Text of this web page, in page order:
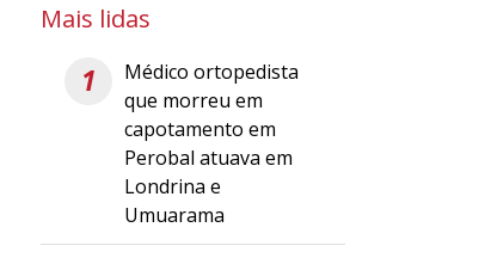
Mais lidas
1
Médico ortopedista
que morreu em
capotamento em
Perobal atuava em
Londrina e
Umuarama